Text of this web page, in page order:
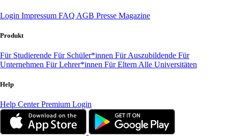
Login Impressum FAQ AGB Presse Magazine
Produkt
Für Studierende Für Schüler*innen Für Auszubildende Für
Unternehmen Für Lehrer*innen Für Eltern Alle Universitäten
Help
Help CenterPremium Login